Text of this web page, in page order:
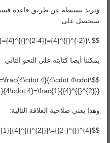
ونريد تبسيطه عن طريق قاعدة
سنحصل على
$$ \frac{{4}^{{}^{2}}}{{4}^{{}^{4}}}={4}^{{}^{2-4}}={4}^{{}^{-2}}$$
يمكننا أيضا كتابته على النحو التالي
4}{4\cdot 4\cdot
4}=\frac{1}{{4}^{{}^{2}}} $$
وهذا يعني صلاحية العلاقة التالية:
$${4}^{{}^{-2}}=\frac{1}{4\cdot 4}=\frac{1}{{4}^{{}^{2}}} $$